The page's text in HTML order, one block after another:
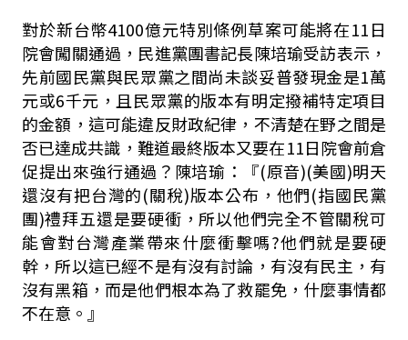
對於新台幣4100億元特別條例草案可能將在11日
院會闖關通過，民進黨團書記長陳培瑜受訪表示，
先前國民黨與民眾黨之間尚未談妥普發現金是1萬
元或6千元，且民眾黨的版本有明定撥補特定項目
的金額，這可能違反財政紀律，不清楚在野之間是
否已達成共識，難道最終版本又要在11日院會前倉
促提出來強行通過？陳培瑜：『(原音)(美國)明天
還沒有把台灣的(關稅)版本公布，他們(指國民黨
團)禮拜五還是要硬衝，所以他們完全不管關稅可
能會對台灣產業帶來什麼衝擊嗎?他們就是要硬
幹，所以這已經不是有沒有討論，有沒有民主，有
沒有黑箱，而是他們根本為了救罷免，什麼事情都
不在意。』